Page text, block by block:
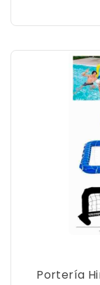
Portería